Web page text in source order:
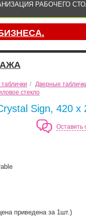
РАБОЧЕГО
/ Дверные
стекло
Sign, 420
Оставить
приведена за 1шт.)